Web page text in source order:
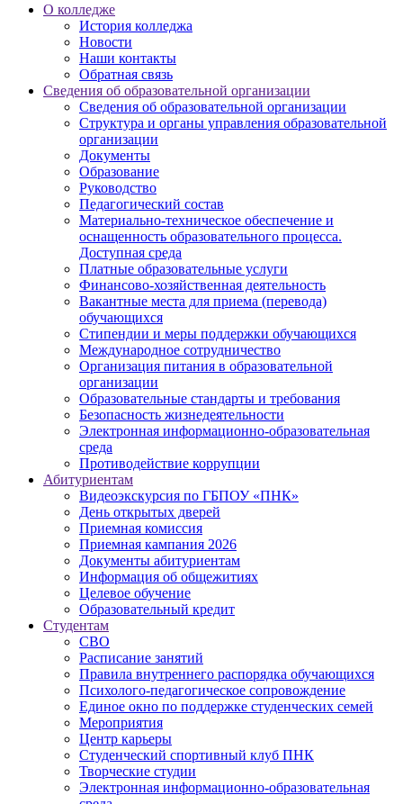
О колледже
История колледжа
Новости
Наши контакты
Обратная связь
Сведения об образовательной организации
Сведения об образовательной организации
Структура и органы управления образовательной
организации
Документы
Образование
Руководство
Педагогический состав
Материально-техническое обеспечение и
оснащенность образовательного процесса.
Доступная среда
Платные образовательные услуги
Финансово-хозяйственная деятельность
Вакантные места для приема (перевода)
обучающихся
Стипендии и меры поддержки обучающихся
Международное сотрудничество
Организация питания в образовательной
организации
Образовательные стандарты и требования
Безопасность жизнедеятельности
Электронная информационно-образовательная
среда
Противодействие коррупции
Абитуриентам
Видеоэкскурсия по ГБПОУ «ПНК»
День открытых дверей
Приемная комиссия
Приемная кампания 2026
Дoкументы абитуриентам
Информация об общежитиях
Целевое обучение
Образовательный кредит
Студентам
СВО
Расписание занятий
Правила внутреннего распорядка обучающихся
Психолого-педагогическое сопровождение
Единое окно по поддержке студенческих семей
Мероприятия
Центр карьеры
Студенческий спортивный клуб ПНК
Творческие студии
Электронная информационно-образовательная